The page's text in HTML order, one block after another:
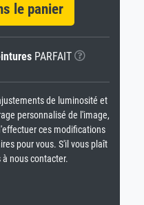
le panier
PARFAIT
de luminosité et
personnalisé de l'image,
ces modifications
pour vous. S'il vous plaît
à nous contacter.